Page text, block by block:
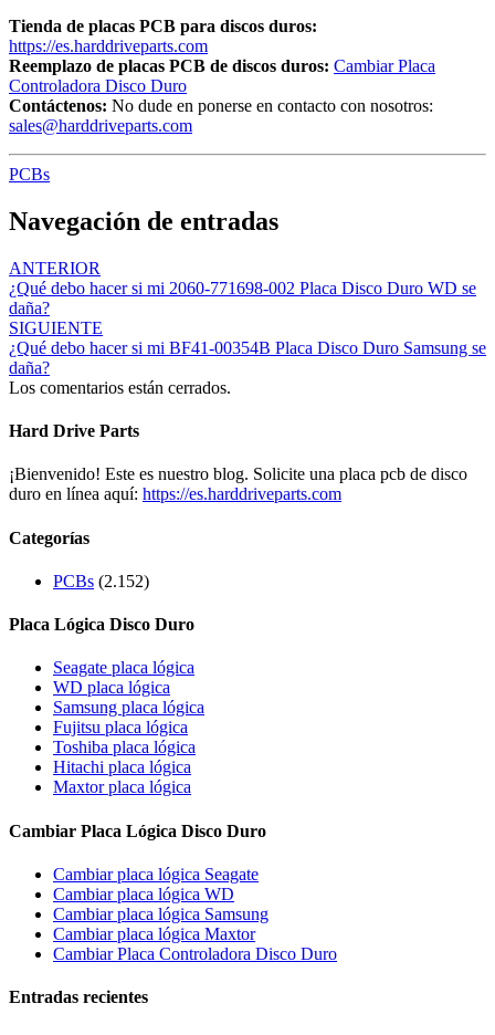
Tienda de placas PCB para discos duros:
https://es.harddriveparts.com
Reemplazo de placas PCB de discos duros: Cambiar Placa
Controladora Disco Duro
Contáctenos: No dude en ponerse en contacto con nosotros:
sales@harddriveparts.com
PCBs
Navegación de entradas
ANTERIOR
¿Qué debo hacer si mi 2060-771698-002 Placa Disco Duro WD se
daña?
SIGUIENTE
¿Qué debo hacer si mi BF41-00354B Placa Disco Duro Samsung se
daña?
Los comentarios están cerrados.
Hard Drive Parts
¡Bienvenido! Este es nuestro blog. Solicite una placa pcb de disco
duro en línea aquí: https://es.harddriveparts.com
Categorías
PCBs (2.152)
Placa Lógica Disco Duro
Seagate placa lógica
WD placa lógica
Samsung placa lógica
Fujitsu placa lógica
Toshiba placa lógica
Hitachi placa lógica
Maxtor placa lógica
Cambiar Placa Lógica Disco Duro
Cambiar placa lógica Seagate
Cambiar placa lógica WD
Cambiar placa lógica Samsung
Cambiar placa lógica Maxtor
Cambiar Placa Controladora Disco Duro
Entradas recientes